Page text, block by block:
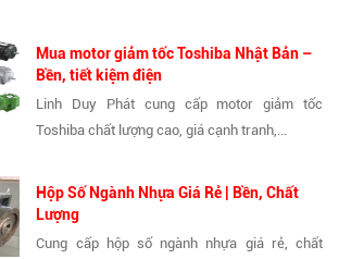
Mua motor giảm tốc Toshiba Nhật Bản –
Bền, tiết kiệm điện
Linh Duy Phát cung cấp motor giảm tốc
Toshiba chất lượng cao, giá cạnh tranh,...
Hộp Số Ngành Nhựa Giá Rẻ | Bền, Chất
Lượng
Cung cấp hộp số ngành nhựa giá rẻ, chất